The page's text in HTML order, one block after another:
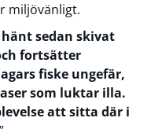
miljövänligt.
sedan skivat
fortsätter
fiske ungefär,
som luktar illa.
att sitta där i
”